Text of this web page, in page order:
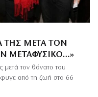
ΤΗΣ ΜΕΤΆ ΤΟΝ
ΜΕΤΑΦΥΣΙΚΌ…»
μετά τον θάνατο του
από τη ζωή στα 66